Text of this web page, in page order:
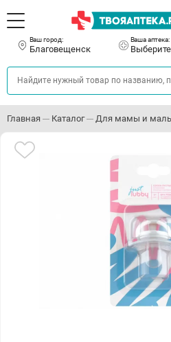
Ваш город:
Благовещенск
Ваша аптека:
Главная Каталог Для мамы и